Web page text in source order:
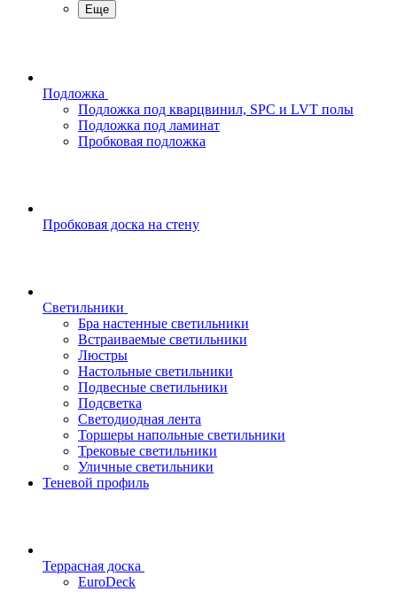
Еще
Подложка
Подложка под кварцвинил, SPC и LVT полы
Подложка под ламинат
Пробковая подложка
Пробковая доска на стену
Светильники
Бра настенные светильники
Встраиваемые светильники
Люстры
Настольные светильники
Подвесные светильники
Подсветка
Светодиодная лента
Торшеры напольные светильники
Трековые светильники
Уличные светильники
Теневой профиль
Террасная доска
EuroDeck